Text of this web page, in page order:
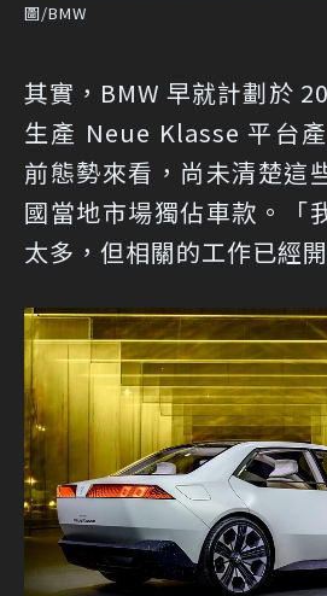
圖/BMW
其實，BMW 早就計劃於
生產 Neue Klasse 平台
前態勢來看，尚未清楚這
國當地市場獨佔車款。「
太多，但相關的工作已經開